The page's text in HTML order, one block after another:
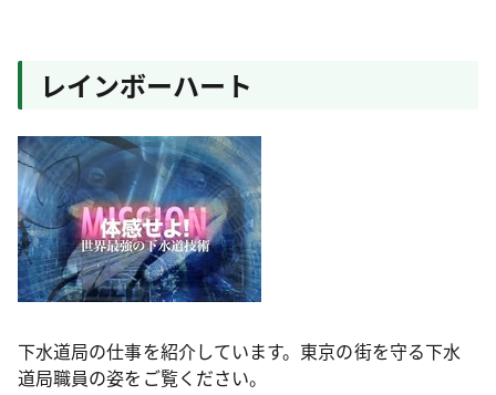
レインボーハート
下水道局の仕事を紹介しています。東京の街を守る下水
道局職員の姿をご覧ください。